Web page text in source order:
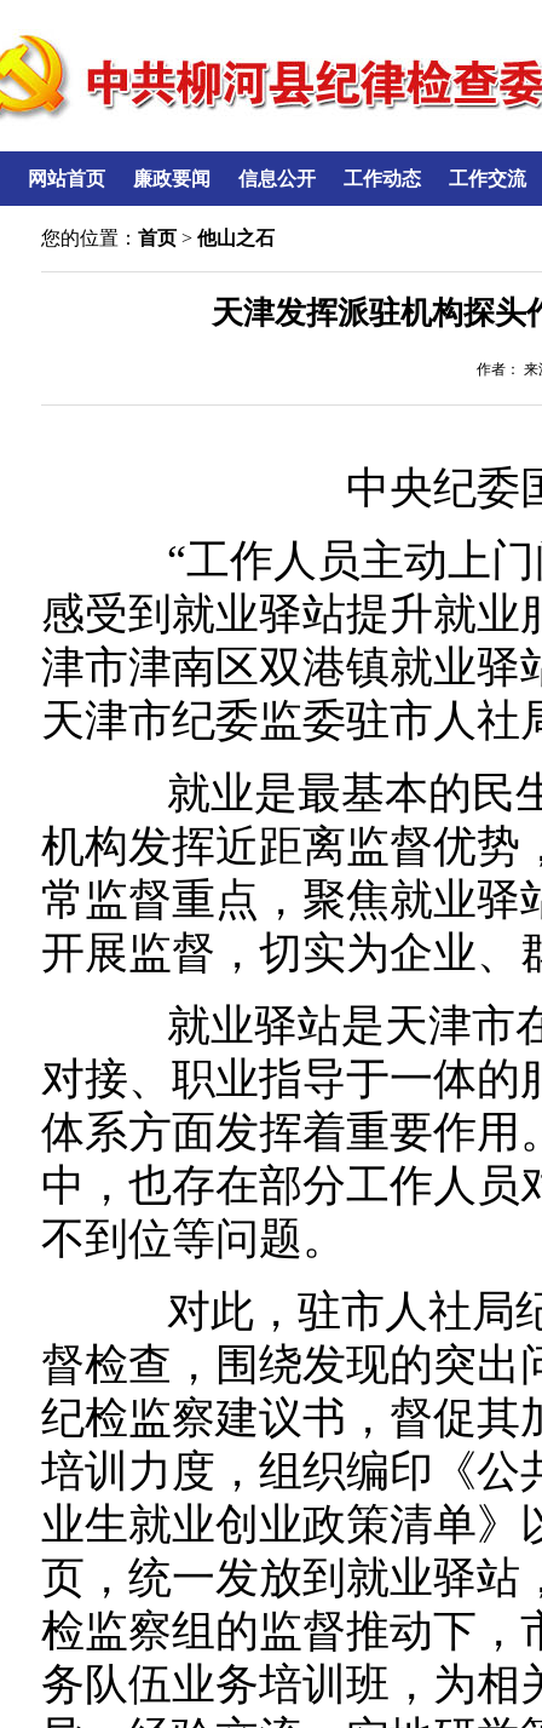
网站首页 廉政要闻 信息公开 工作动态 工作交流
您的位置：首页 >他山之石
天津发挥派驻机构探头
作者： 来
中央纪委
“工作人员主动上门
感受到就业驿站提升就业
津市津南区双港镇就业驿
天津市纪委监委驻市人社
就业是最基本的民生
机构发挥近距离监督优势
常监督重点，聚焦就业驿
开展监督，切实为企业、
就业驿站是天津市在
对接、职业指导于一体的
体系方面发挥着重要作用
中，也存在部分工作人
不到位等问题。
对此，驻市人社局纪
督检查，围绕发现的突出
纪检监察建议书，督促其
培训力度，组织编印《公
业生就业创业政策清单》
页，统一发放到就业驿站
检监察组的监督推动下，
务队伍业务培训班，为相